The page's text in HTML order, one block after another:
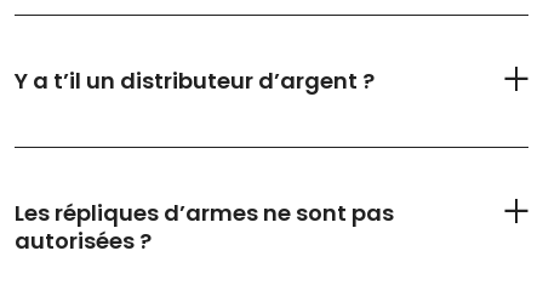
Y a t’il un distributeur d’argent ?
Les répliques d’armes ne sont pas
autorisées ?